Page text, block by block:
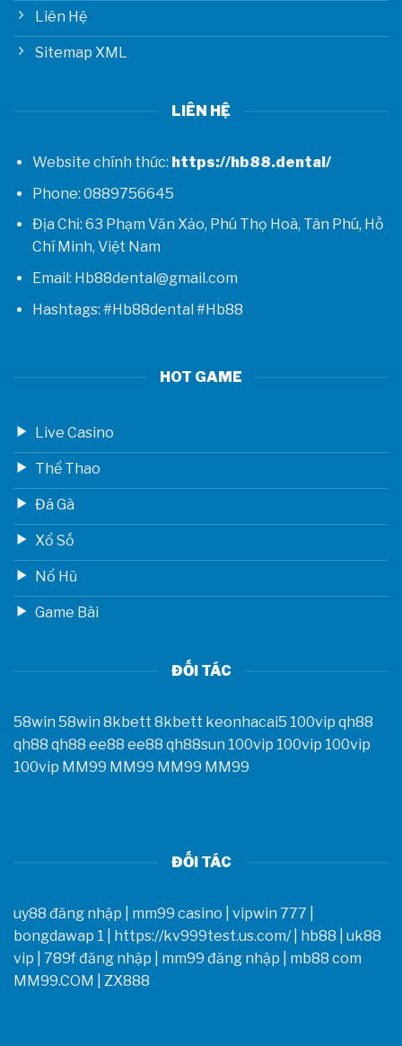
Liên Hệ
Sitemap XML
LIÊN HỆ
Website chính thức: https://hb88.dental/
Phone: 0889756645
Địa Chỉ: 63 Phạm Văn Xảo, Phú Thọ Hoà, Tân Phú, Hồ
Chí Minh, Việt Nam
Email: Hb88dental@gmail.com
Hashtags: #Hb88dental #Hb88
HOT GAME
Live Casino
Thể Thao
Đá Gà
Xổ Số
Nổ Hũ
Game Bài
ĐỐI TÁC
58win 58win 8kbett 8kbett keonhacai5 100vip qh88
qh88 qh88 ee88 ee88 qh88sun 100vip 100vip 100vip
100vip MM99 MM99 MM99 MM99
ĐỐI TÁC
uy88 đăng nhập mm99 casino vipwin 777
bongdawap 1
https://kv999test.us.com/| hb88
uk88
vip
789f đăng nhập mm99 đăng nhập
mb88 com
MM99.COM
ZX888